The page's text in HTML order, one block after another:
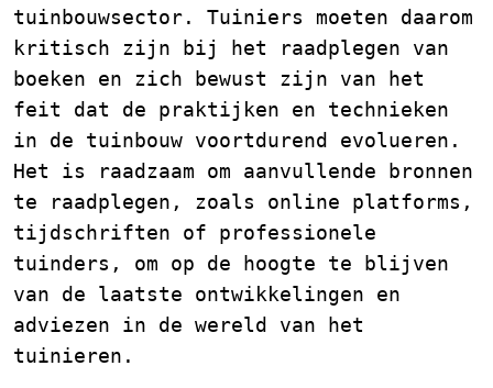
tuinbouwsector. Tuiniers moeten daarom
kritisch zijn bij het raadplegen van
boeken en zich bewust zijn van het
feit dat de praktijken en technieken
in de tuinbouw voortdurend evolueren.
Het is raadzaam om aanvullende bronnen
te raadplegen, zoals online platforms,
tijdschriften of professionele
tuinders, om op de hoogte te blijven
van de laatste ontwikkelingen en
adviezen in de wereld van het
tuinieren.